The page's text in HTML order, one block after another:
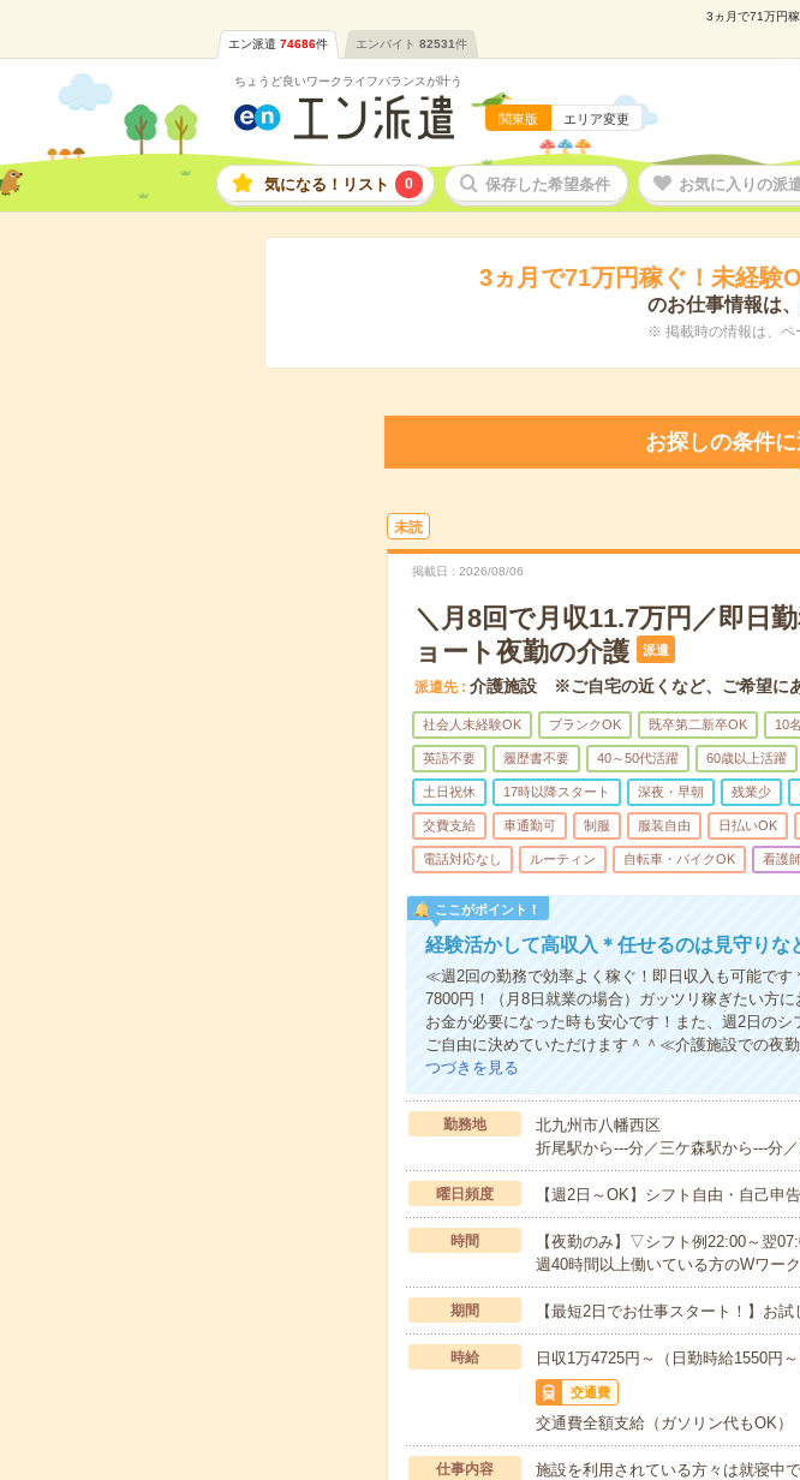
3ヵ月で71万円
エン派遣 74686件 エンバイト 82531件
ちょうど良いワークライフバランスが叶う
関東版 エリア変更
気になる！リスト 0 保存した希望条件 お気に入りの派
3ヵ月で71万円稼ぐ！未経験
のお仕事情報は
※ 掲載時の情報は、ペ
お探しの条件
未読
掲載日 2026/08/06
＼月8回で月収11.7万円／即日
ョート夜勤の介護
派遣
派遣先 介護施設 ※ご自宅の近くなど、ご希望に
社会人未経験OK ブランクOK 既卒第二新卒OK 10
英語不要 履歴書不要 40～50代活躍 60歳以上活躍
土日祝休 17時以降スタート 深夜・早朝 残業少
交費支給 車通勤可 制服 服装自由 日払いOK
電話対応なし ルーティン 自転車・バイクOK 看護
ここがポイント！
経験活かして高収入＊任せるのは見守りな
≪週2回の勤務で効率よく稼ぐ！即日収入も可能で
7800円！（月8日就業の場合）ガッツリ稼ぎたい方
お金が必要になった時も安心です！また、週2日の
ご自由に決めていただけます＾＾≪介護施設での夜
つづきを見る
勤務地
北九州市八幡西区
折尾駅から---分／三ケ森駅から---分
曜日頻度 【週2日～OK】シフト自由・自己申
時間
【夜勤のみ】▽シフト例22:00～翌
週40時間以上働いている方のWワー
期間 【最短2日でお仕事スタート！】お
時給 日収1万4725円～（日勤時給1550
交通費
交通費全額支給（ガソリン代もOK）
仕事内容
施設を利用されている方々は就寝中